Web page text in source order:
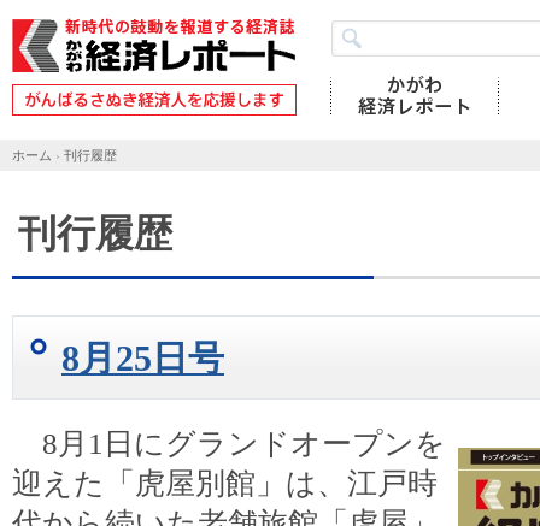
ホーム › 刊行履歴
刊行履歴
8月25日号
8月1日にグランドオープンを
迎えた「虎屋別館」は、江戸時